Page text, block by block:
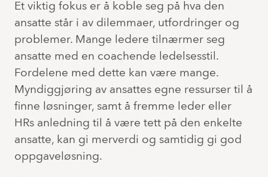
Et viktig fokus er å koble seg på hva den
ansatte står i av dilemmaer, utfordringer og
problemer. Mange ledere tilnærmer seg
ansatte med en coachende ledelsesstil.
Fordelene med dette kan være mange.
Myndiggjøring av ansattes egne ressurser til å
finne løsninger, samt å fremme leder eller
HRs anledning til å være tett på den enkelte
ansatte, kan gi merverdi og samtidig gi god
oppgaveløsning.